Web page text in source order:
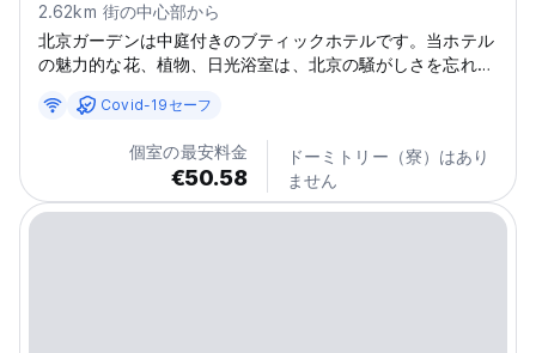
2.62km 街の中心部から
北京ガーデンは中庭付きのブティックホテルです。当ホテル
の魅力的な花、植物、日光浴室は、北京の騒がしさを忘れさ
の家です。 古い中庭を改築した北京ガーデンは何百年も残
る伝統的なスタイルとなっています。6部屋のみですのでお
客様のご要望すべてにお応えできます。温色の客室は居心地
の良いムードを創り出します。共用スペースと中庭では快適
にリラックスでき、当ホテルのスタッフや他のお客様とだん
Covid-19セーフ
個室の最安料金
€50.58
ドーミトリー（寮）はあり
ません